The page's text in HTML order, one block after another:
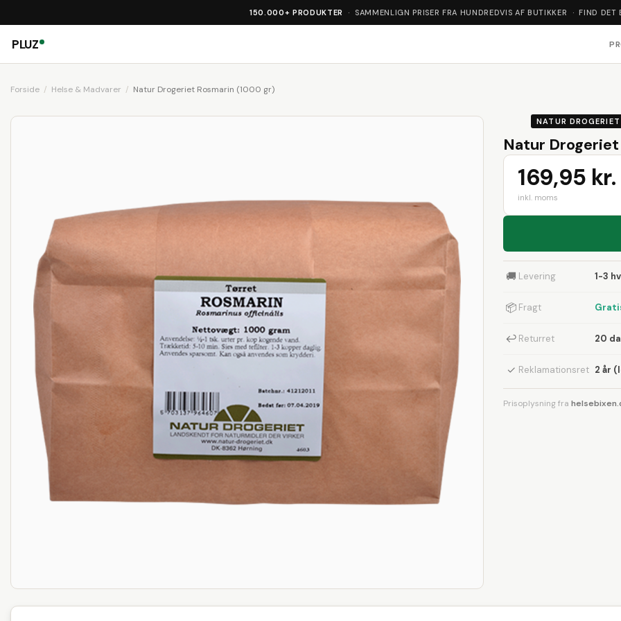
150.000+ PRODUKTER · SAMMENLIGN PRISER FRA HUNDREDVIS AF BUTIKKER · FIND DET
PLUZ
Forside Helse & Madvarer Natur Drogeriet Rosmarin (1000 gr)
NATUR DROGERIET
Natur
169,95 kr.
inkl. moms
🚚 Levering 1-3
📦 Fragt
↩ Returret 20
✓ Reklamationsret 2 år
Prisoplysning fra